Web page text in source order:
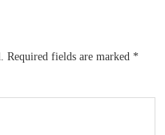
Required fields are marked *